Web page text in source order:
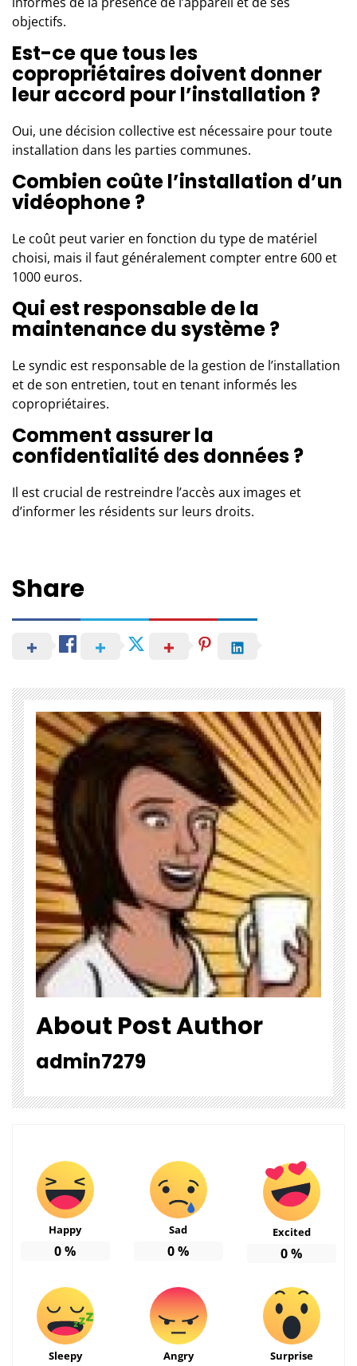
objectifs.
Est-ce que tous les
copropriétaires doivent donner
leur accord pour l’installation ?
Oui, une décision collective est nécessaire pour toute
installation dans les parties communes.
Combien coûte l’installation d’un
vidéophone ?
Le coût peut varier en fonction du type de matériel
choisi, mais il faut généralement compter entre 600 et
1000 euros.
Qui est responsable de la
maintenance du système ?
Le syndic est responsable de la gestion de l’installation
et de son entretien, tout en tenant informés les
copropriétaires.
Comment assurer la
confidentialité des données ?
Il est crucial de restreindre l’accès aux images et
d’informer les résidents sur leurs droits.
Share
About Post Author
admin7279
Happy
0%
Sad
0%
Excited
0%
Sleepy Angry Surprise